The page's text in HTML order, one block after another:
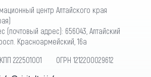
центр Алтайского края
(почтовый адрес): 656043, Алтайский
Красноармейский, 16а
222501001 ОГРН 1212200029612